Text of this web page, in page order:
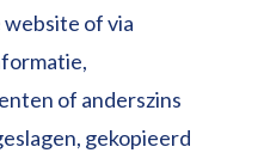
of via
of anderszins
gekopieerd